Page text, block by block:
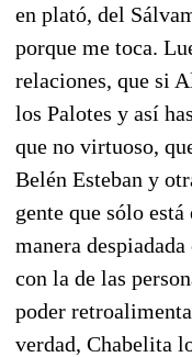
en plató, del
porque me toca.
relaciones, que si
los Palotes y así
que no virtuoso,
Belén Esteban y
gente que sólo
manera
con la de las
poder
verdad, Chabelita